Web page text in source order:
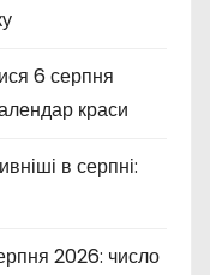
6 серпня
краси
в серпні:
2026: число